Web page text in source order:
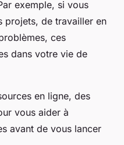
exemple, si vous
projets, de travailler en
ces
dans votre vie de
en ligne, des
vous aider à
avant de vous lancer